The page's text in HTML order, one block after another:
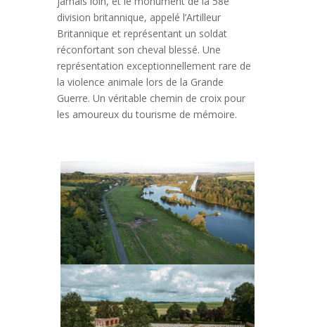
division britannique, appelé l’Artilleur
Britannique et représentant un soldat
réconfortant son cheval blessé. Une
représentation exceptionnellement rare de
la violence animale lors de la Grande
Guerre. Un véritable chemin de croix pour
les amoureux du tourisme de mémoire.